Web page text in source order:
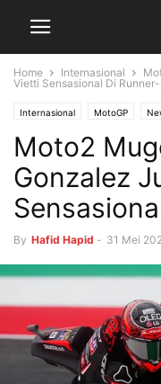
Home Internasional
Vietti Sensasional Di
Internasional MotoGP
Moto2
Gonzalez
By Hafid Hapid - 31 Mei